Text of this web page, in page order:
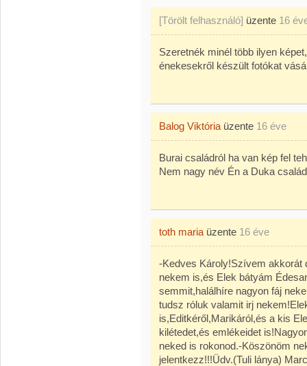
[Törölt felhasználó] üzente 16
Szeretnék minél több ilyen
énekesekről készült fotókat
Balog Viktória üzente 16 éve
Burai családról ha van kép fel
Nem nagy név Én a Duka
toth maria üzente 16 éve
-Kedves Károly!Szívem akkorát
nekem is,és Elek bátyám
semmit,halálhíre nagyon fáj
tudsz róluk valamit irj
is,Editkéről,Marikáról,és a kis
kilétedet,és emlékeidet
neked is rokonod.-Köszönöm
jelentkezz!!!Üdv.(Tuli lánya)